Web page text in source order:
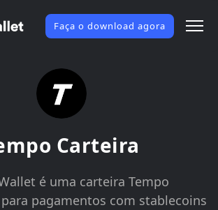
Faça o download agora
Carteira
é uma carteira Tempo
pagamentos com stablecoins